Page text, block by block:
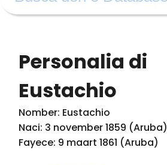
Personalia di
Eustachio
Nomber: Eustachio
Naci: 3 november 1859 (Aruba)
Fayece: 9 maart 1861 (Aruba)